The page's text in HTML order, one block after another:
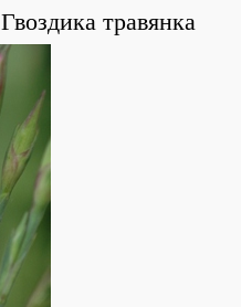
Гвоздика травянка